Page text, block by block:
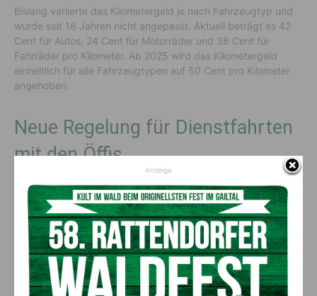
Bislang variierte das Kilometergeld je nach Fahrzeugtyp und
wurde seit 16 Jahren nicht angepasst. Aktuell beträgt es 42
Cent für Autos, 24 Cent für Motorräder und 38 Cent für
Fahrräder pro Kilometer. Ab 2025 wird das Kilometergeld
einheitlich für alle Fahrzeugtypen auf 50 Cent pro Kilometer
angehoben.
Neue Regelung für Dienstfahrten
mit den Öffis
Zusätzlich gibt es eine neue Regelung für Dienstfahrten mit
öffentlichen Verkehrsmitteln. Hier wird ein “distanzabhängiger
Beförderungszuschuss” eingeführt, der für die ersten 50
Kilometer ebenfalls 50 Cent pro gefahrenem Kilometer
beträgt. Diese Maßnahme soll insbesondere für
Dauerkartenbesitzer von Interesse sein.
Anzeige